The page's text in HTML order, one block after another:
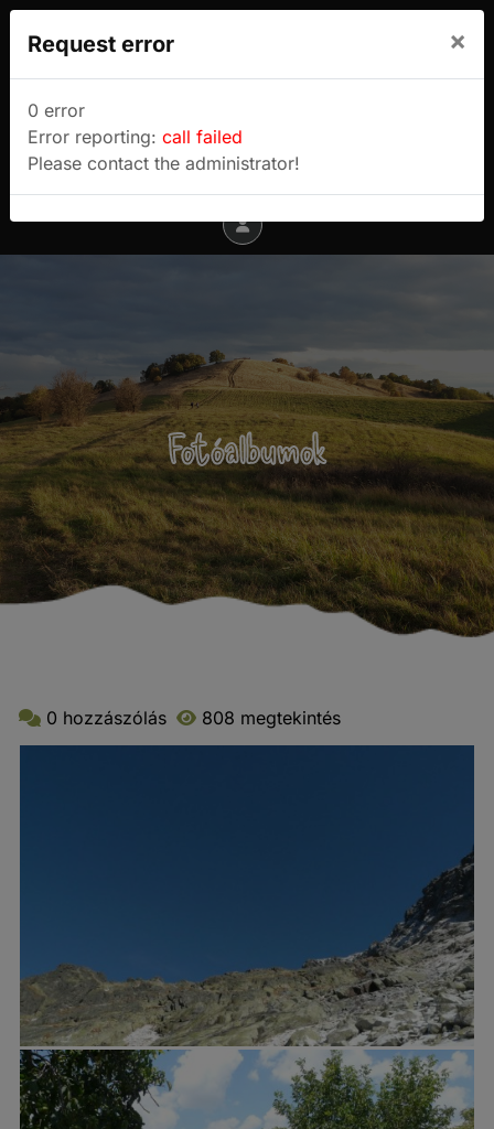
Sulyok Gábor túrablogja
Menu
Fotóalbumok
0 hozzászólás 808 megtekintés
Request error ×
0 error
Error reporting: call failed
Please contact the administrator!